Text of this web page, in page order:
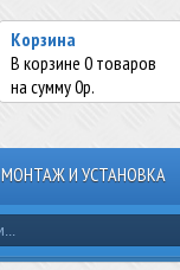
Корзина
В корзине 0 товаров
на сумму0р.
МОНТАЖ И УСТАНОВКА